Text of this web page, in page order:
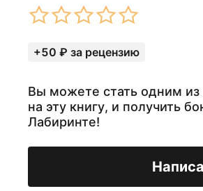
+50 ₽ за рецензию
Вы можете стать одним
на эту книгу, и получить
Лабиринте!